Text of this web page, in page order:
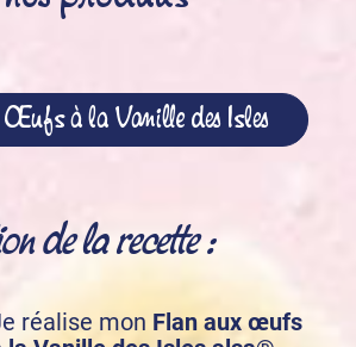
Œufs à la Vanille des Isles
de la recette :
réalise mon Flan aux œufs